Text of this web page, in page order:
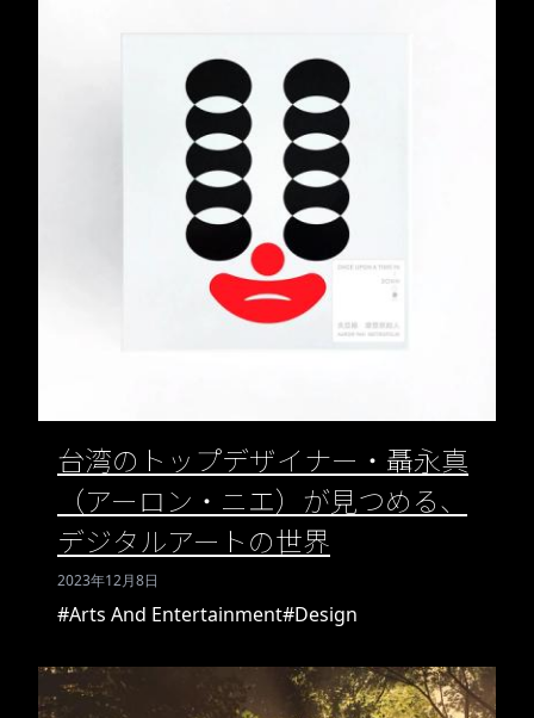
台湾のトップデザイナー・聶永真
（アーロン・ニエ）が見つめる、
デジタルアートの世界
2023年12月8日
#Arts And Entertainment#Design